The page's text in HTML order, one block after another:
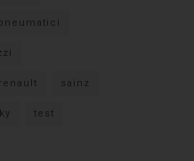
renault sainz
test